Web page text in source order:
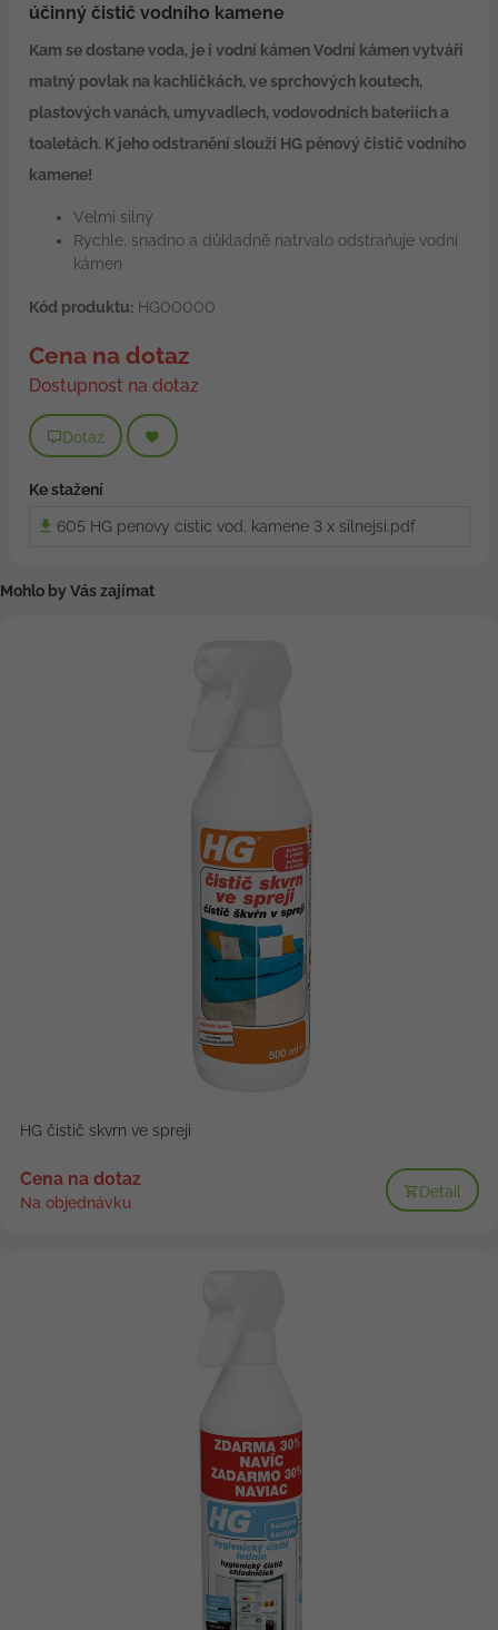
účinný čistič vodního kamene
Kam se dostane voda, je i vodní kámen Vodní kámen vytváří
matný povlak na kachličkách, ve sprchových koutech,
plastových vanách, umyvadlech, vodovodních bateriích a
toaletách. K jeho odstranění slouží HG pěnový čistič vodního
kamene!
Velmi silný
Rychle, snadno a důkladně natrvalo odstraňuje vodní
kámen
Kód produktu:HG00000
Cena na dotaz
Dostupnost na dotaz
Dotaz
Ke stažení
605 HG penovy cistic vod. kamene 3 x silnejsi.pdf
Mohlo by Vás zajímat
HG čistič skvrn ve spreji
Cena na dotaz
Na objednávku
Detail